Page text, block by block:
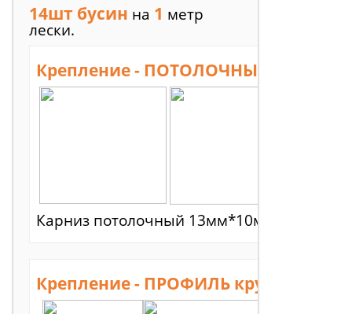
14шт бусин на 1 метр
лески.
Крепление - ПОТОЛОЧНЫЙ КАРНИЗ
Карниз потолочный 13мм*10мм. Нити не
Крепление - ПРОФИЛЬ круглый